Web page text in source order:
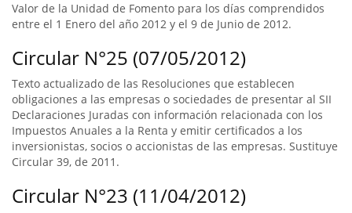
Valor de la Unidad de Fomento para los días comprendidos
entre el 1 Enero del año 2012 y el 9 de Junio de 2012.
Circular N°25 (07/05/2012)
Texto actualizado de las Resoluciones que establecen
obligaciones a las empresas o sociedades de presentar al SII
Declaraciones Juradas con información relacionada con los
Impuestos Anuales a la Renta y emitir certificados a los
inversionistas, socios o accionistas de las empresas. Sustituye
Circular 39, de 2011.
Circular N°23 (11/04/2012)